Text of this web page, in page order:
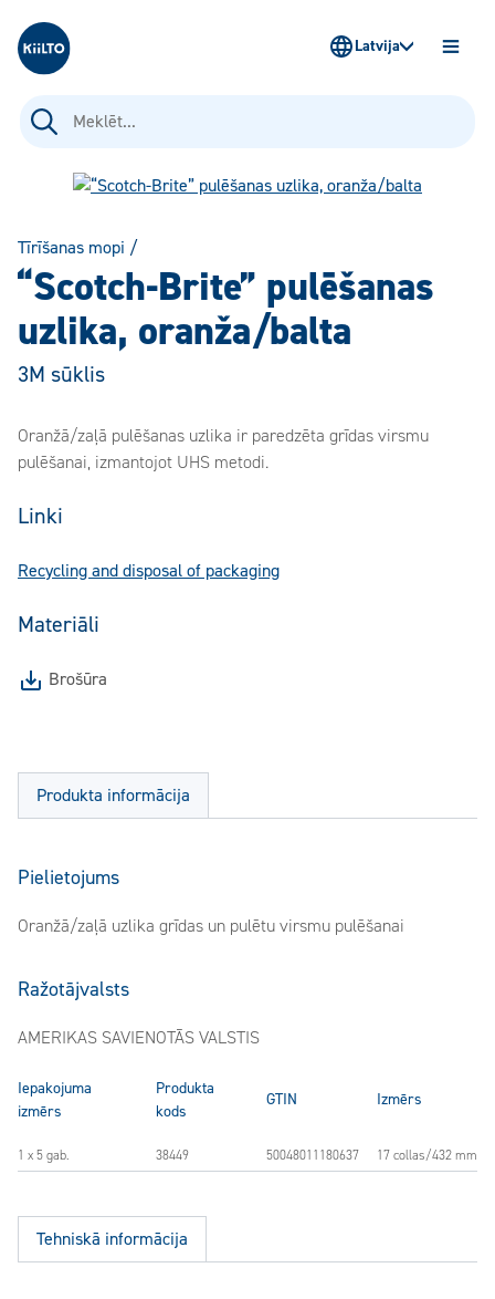
Kiilto Latvija
Meklēt:
Latvija
Tīrīšanas mopi /
“Scotch-Brite” pulēšanas
uzlika, oranža/balta
3M sūklis
Oranžā/zaļā pulēšanas uzlika ir paredzēta grīdas virsmu
pulēšanai, izmantojot UHS metodi.
Linki
Recycling and disposal of packaging
Materiāli
Brošūra
Produkta informācija
Pielietojums
Oranžā/zaļā uzlika grīdas un pulētu virsmu pulēšanai
Ražotājvalsts
AMERIKAS SAVIENOTĀS VALSTIS
Iepakojuma
izmērs
Produkta
kods
GTIN Izmērs
1 x 5 gab. 38449 50048011180637 17 collas/432 mm
Tehniskā informācija